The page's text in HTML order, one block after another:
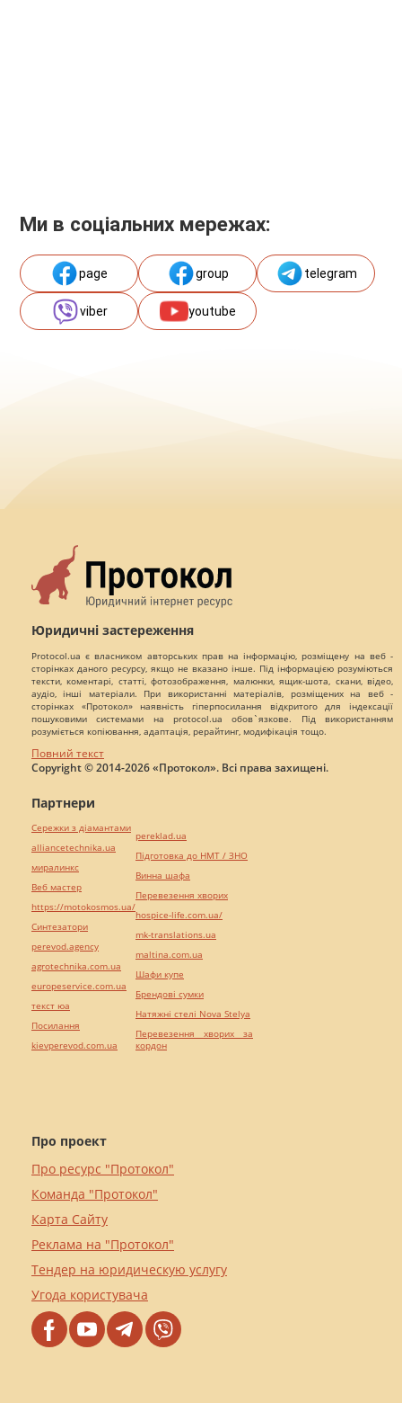
Ми в соціальних мережах:
page group telegram
viber youtube
Юридичні застереження
Protocol.ua є власником авторських прав на інформацію, розміщену на веб -
сторінках даного ресурсу, якщо не вказано інше. Під інформацією розуміються
тексти, коментарі, статті, фотозображення, малюнки, ящик-шота, скани, відео,
аудіо, інші матеріали. При використанні матеріалів, розміщених на веб -
сторінках «Протокол» наявність гіперпосилання відкритого для індексації
пошуковими системами на protocol.ua обов`язкове. Під використанням
розуміється копіювання, адаптація, рерайтинг, модифікація тощо.
Повний текст
Copyright © 2014-2026 «Протокол». Всі права захищені.
Про проект
Про ресурс "Протокол"
Команда "Протокол"
Карта Сайту
Реклама на "Протокол"
Тендер на юридическую услугу
Угода користувача
Партнери
Сережки з діамантами
alliancetechnika.ua
миралинкс
Веб мастер
https://motokosmos.ua/
Синтезатори
perevod.agency
agrotechnika.com.ua
europeservice.com.ua
текст юа
Посилання
kievperevod.com.ua
pereklad.ua
Підготовка до НМТ / ЗНО
Винна шафа
Перевезення хворих
hospice-life.com.ua/
mk-translations.ua
maltina.com.ua
Шафи купе
Брендові сумки
Натяжні стелі Nova Stelya
Перевезення хворих за
кордон